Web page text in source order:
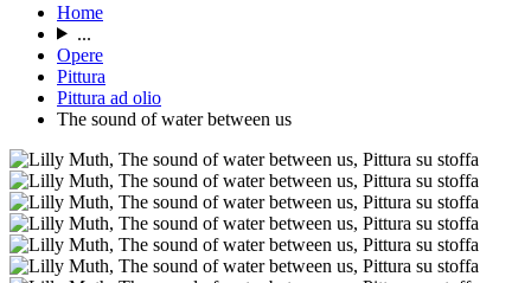
Home
...
Opere
Pittura
Pittura ad olio
The sound of water between us